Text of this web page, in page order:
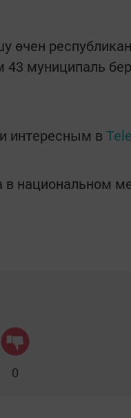
өчен
муниципаль
интересным в
в национальном
0